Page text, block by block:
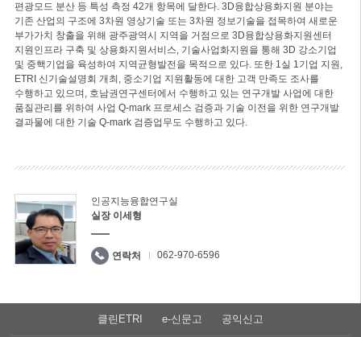
편광모드 분산 등 특성 측정 42개 항목에 달한다. 3D융합상용화지원 분야는
기존 산업의 구조에 3차원 영상기술 또는 3차원 정보기술을 접목하여 새로운
부가가치 창출을 위해 광주광역시 지역을 거점으로 3D융합상용화지원센터
지원인프라 구축 및 상용화지원서비스, 기술사업화지원을 통해 3D 강소기업
및 중핵기업을 육성하여 지역균형발전을 목적으로 있다. 또한 1실 1기업 지원,
ETRI 신기술설명회 개최, 중소기업 지원활동에 대한 고객 만족도 조사를
수행하고 있으며, 호남권연구센터에서 수행하고 있는 연구개발 사업에 대한
품질관리를 위하여 사업 Q-mark 프로세스 검증과 기술 이전을 위한 연구개발
결과물에 대한 기술 Q-mark 검증업무도 수행하고 있다.
인공지능융합연구실
실장 이세형
연락처 062-970-6596
클린ETRI e-신문고 공익신고